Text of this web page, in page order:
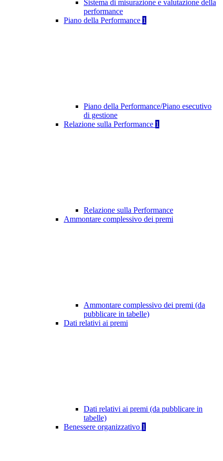
Sistema di misurazione e valutazione della
performance
Piano della Performance 1
Piano della Performance/Piano esecutivo
di gestione
Relazione sulla Performance 1
Relazione sulla Performance
Ammontare complessivo dei premi
Ammontare complessivo dei premi (da
pubblicare in tabelle)
Dati relativi ai premi
Dati relativi ai premi (da pubblicare in
tabelle)
Benessere organizzativo 1